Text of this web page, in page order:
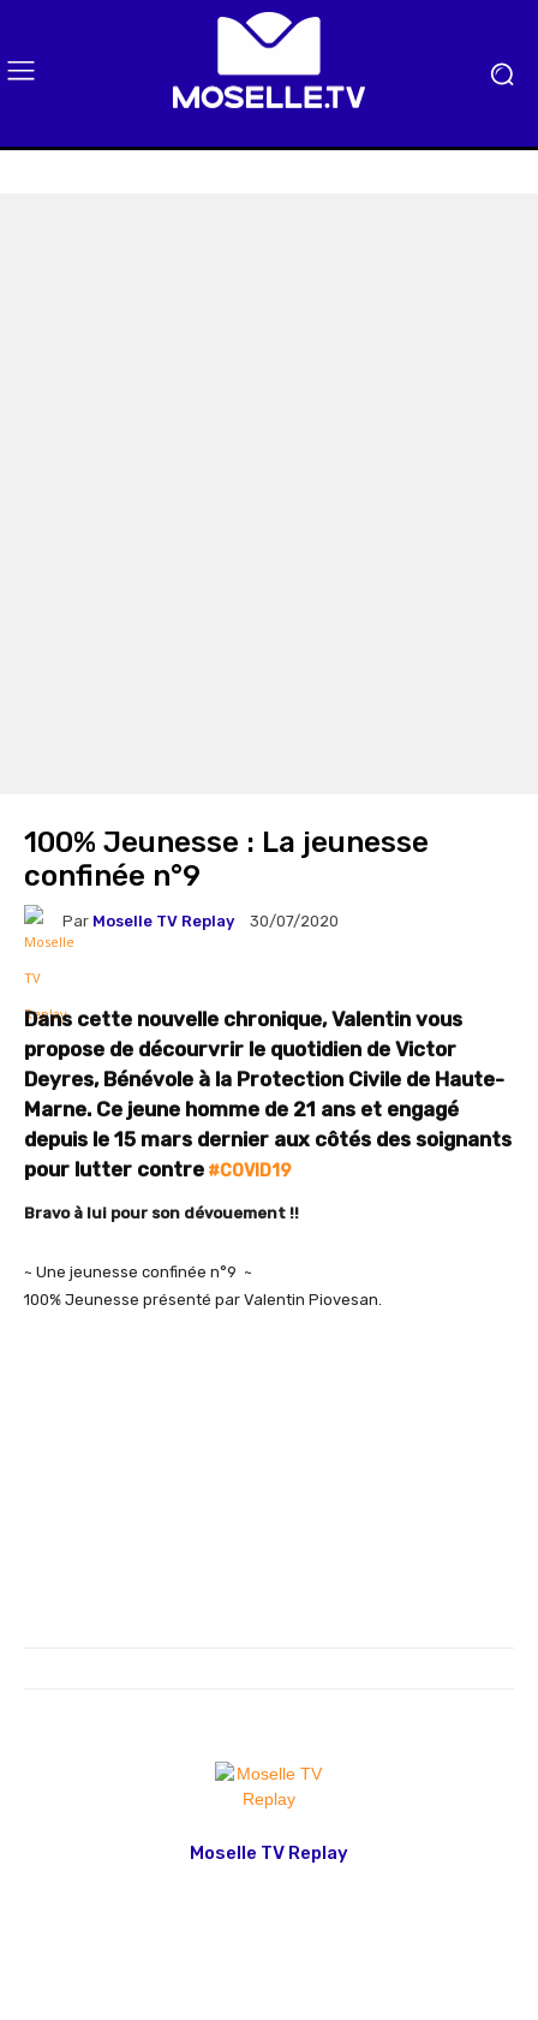
100% Jeunesse : La jeunesse
confinée n°9
Par Moselle TV Replay 30/07/2020
Dans cette nouvelle chronique, Valentin vous
propose de décourvrir le quotidien de Victor
Deyres, Bénévole à la Protection Civile de Haute-
Marne. Ce jeune homme de 21 ans et engagé
depuis le 15 mars dernier aux côtés des soignants
pour lutter contre #COVID19
Bravo à lui pour son dévouement !!
~ Une jeunesse confinée n°9 ~
100% Jeunesse présenté par Valentin Piovesan.
Moselle TV Replay